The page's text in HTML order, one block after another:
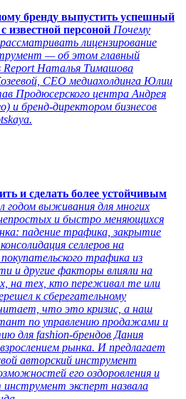
бренду выпустить успешный
известной персоной Почему
лицензирование
— об этом главный
Report Наталья Тимашова
СЕО медиахолдинга Юлии
Продюсерского центра Андрея
и бренд-директором бизнесов
и сделать более устойчивым
годом выживания для многих
и быстро меняющихся
падение трафика, закрытие
селлеров на
трафика из
и другие факторы влияли на
на тех, кто переживал те или
к сберегательному
что это кризис, а наш
по управлению продажами и
для fashion-брендов Дания
рынка. И предлагает
авторский инструмент
его оздоровления и
эксперт назвала